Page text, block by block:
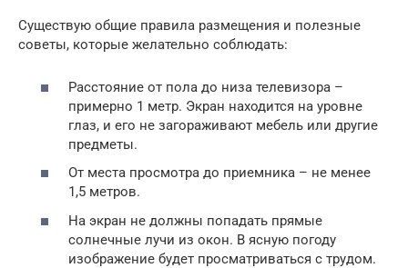
Существую общие правила размещения и полезные
советы, которые желательно соблюдать:
Расстояние от пола до низа телевизора –
примерно 1 метр. Экран находится на уровне
глаз, и его не загораживают мебель или другие
предметы.
От места просмотра до приемника – не менее
1,5 метров.
На экран не должны попадать прямые
солнечные лучи из окон. В ясную погоду
изображение будет просматриваться с трудом.